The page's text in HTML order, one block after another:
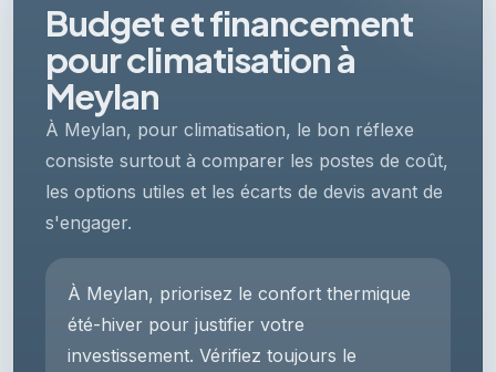
Budget et financement
pour climatisation à
Meylan
À Meylan, pour climatisation, le bon réflexe
consiste surtout à comparer les postes de coût,
les options utiles et les écarts de devis avant de
s'engager.
À Meylan, priorisez le confort thermique
été-hiver pour justifier votre
investissement. Vérifiez toujours le